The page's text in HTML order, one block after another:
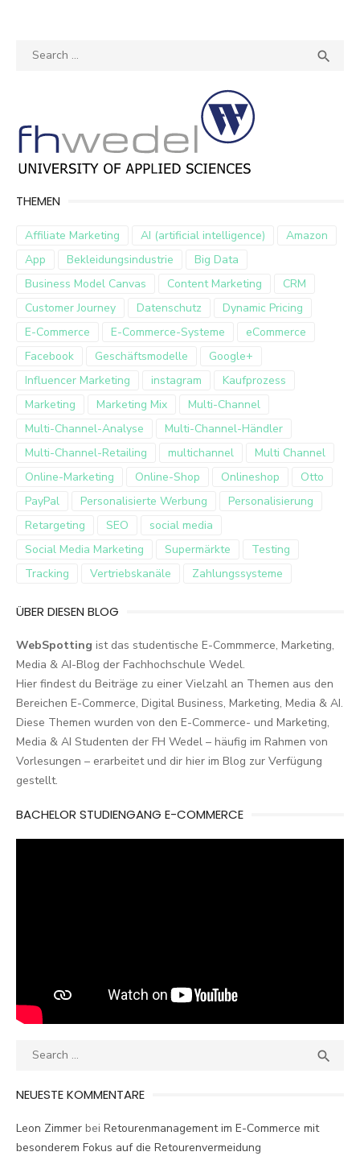
Search

THEMEN
Affiliate Marketing AI (artificial intelligence)
Amazon
App
Bekleidungsindustrie
Big Data
Business Model Canvas
Content Marketing
CRM
Customer Journey
Datenschutz
Dynamic Pricing
E-Commerce
E-Commerce-Systeme
eCommerce
Facebook
Geschäftsmodelle
Google+
Influencer Marketing
instagram
Kaufprozess
Marketing
Marketing Mix
Multi-Channel
Multi-Channel-Analyse
Multi-Channel-Händler
Multi-Channel-Retailing
multichannel
Multi Channel
Online-Marketing
Online-Shop Onlineshop
Otto
PayPal
Personalisierte Werbung
Personalisierung
Retargeting
SEO
social media
Social Media Marketing
Supermärkte
Testing
Tracking
Vertriebskanäle Zahlungssysteme
ÜBER DIESEN BLOG
WebSpotting ist das studentische E-Commmerce, Marketing,
Media & AI-Blog der Fachhochschule Wedel.
Hier findest du Beiträge zu einer Vielzahl an Themen aus den
Bereichen E-Commerce, Digital Business, Marketing, Media & AI.
Diese Themen wurden von den E-Commerce- und Marketing,
Media & AI Studenten der FH Wedel – häufig im Rahmen von
Vorlesungen – erarbeitet und dir hier im Blog zur Verfügung
gestellt.
BACHELOR STUDIENGANG E-COMMERCE
Search

NEUESTE KOMMENTARE
Leon Zimmer bei Retourenmanagement im E-Commerce mit
besonderem Fokus auf die Retourenvermeidung